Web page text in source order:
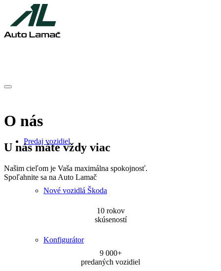
Predaj vozidiel
Nové vozidlá Škoda
Konfigurátor
O nás
U nás máte vždy viac
Našim cieľom je Vaša maximálna spokojnosť.
Spoľahnite sa na Auto Lamač
10 rokov
skúseností
9 000+
predaných vozidiel